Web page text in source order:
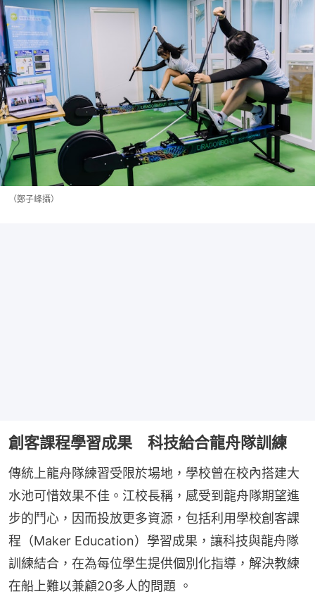
（鄭子峰攝）
創客課程學習成果 科技給合龍舟隊訓練
傳統上龍舟隊練習受限於場地，學校曾在校內搭建大
水池可惜效果不佳。江校長稱，感受到龍舟隊期望進
步的鬥心，因而投放更多資源，包括利用學校創客課
程（Maker Education）學習成果，讓科技與龍舟隊
訓練結合，在為每位學生提供個別化指導，解決教練
在船上難以兼顧20多人的問題 。